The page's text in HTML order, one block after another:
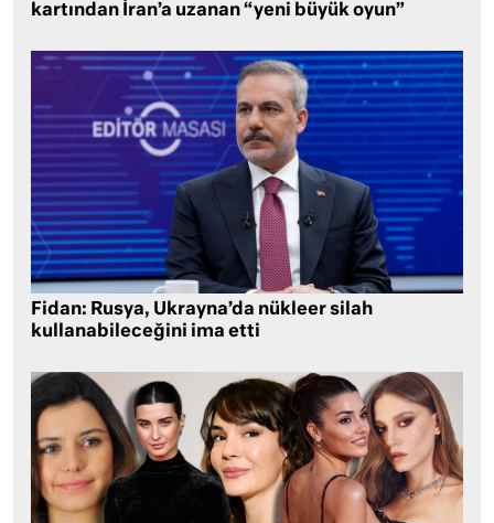
kartından İran’a uzanan “yeni büyük oyun”
Fidan: Rusya, Ukrayna’da nükleer silah
kullanabileceğini ima etti